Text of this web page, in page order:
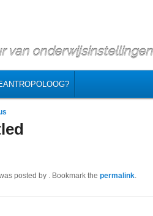
van onderwijsinstellingen
posted by . Bookmark the permalink.